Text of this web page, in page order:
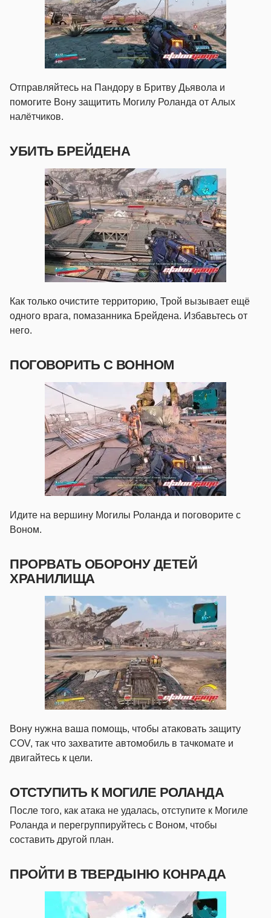
Отправляйтесь на Пандору в Бритву Дьявола и
помогите Вону защитить Могилу Роланда от Алых
налётчиков.
УБИТЬ БРЕЙДЕНА
Как только очистите территорию, Трой вызывает ещё
одного врага, помазанника Брейдена. Избавьтесь от
него.
ПОГОВОРИТЬ С ВОННОМ
Идите на вершину Могилы Роланда и поговорите с
Воном.
ПРОРВАТЬ ОБОРОНУ ДЕТЕЙ
ХРАНИЛИЩА
Вону нужна ваша помощь, чтобы атаковать защиту
COV, так что захватите автомобиль в тачкомате и
двигайтесь к цели.
ОТСТУПИТЬ К МОГИЛЕ РОЛАНДА
После того, как атака не удалась, отступите к Могиле
Роланда и перегруппируйтесь с Воном, чтобы
составить другой план.
ПРОЙТИ В ТВЕРДЫНЮ КОНРАДА